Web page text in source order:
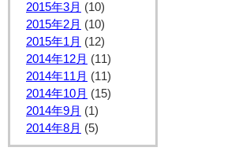
2015年3月 (10)
2015年2月 (10)
2015年1月 (12)
2014年12月 (11)
2014年11月 (11)
2014年10月 (15)
2014年9月 (1)
2014年8月 (5)